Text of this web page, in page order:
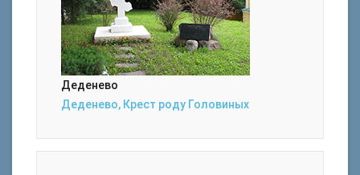
Деденево
Деденево, Крест роду Головиных